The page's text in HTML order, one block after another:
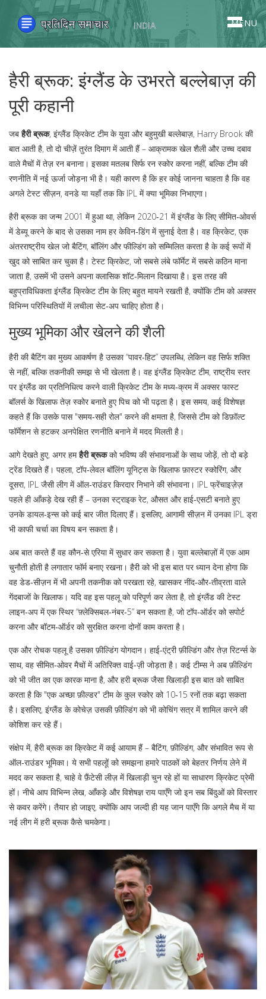
MENU
हैरी ब्रूक: इंग्लैंड के उभरते बल्लेबाज़ की
पूरी कहानी
जबहैरी ब्रूक, इंग्लैंड क्रिकेट टीम के युवा और बहुमुखी बल्लेबाज़, Harry Brook की
बात आती है, तो दो चीज़ें तुरंत दिमाग में आती हैं – आक्रामक खेल शैली और उच्च दबाव
वाले मैचों में तेज़ रन बनाना। इसका मतलब सिर्फ रन स्कोर करना नहीं, बल्कि टीम की
रणनीति में नई ऊर्जा जोड़ना भी है। यही कारण है कि हर कोई जानना चाहता है कि वह
अगले टेस्ट सीज़न, वनडे या यहाँ तक कि IPL में क्या भूमिका निभाएगा।
हैरी ब्रूक का जन्म 2001 में हुआ था, लेकिन 2020‑21 में इंग्लैंड के लिए सीमित‑ओवर्स
में डेब्यू करने के बाद से उसका नाम हर केविन‑डिंग में सुनाई देता है। वह क्रिकेट, एक
अंतरराष्ट्रीय खेल जो बैटिंग, बॉलिंग और फील्डिंग को सम्मिलित करता है के कई रूपों में
खुद को साबित कर चुका है। टेस्ट क्रिकेट, जो सबसे लंबे फॉर्मेट में सबसे कठिन माना
जाता है, उसमें भी उसने अपना क्लासिक शॉट‑मिलान दिखाया है। इस तरह की
बहुप्राविधिकता इंग्लैंड क्रिकेट टीम के लिए बहुत मायने रखती है, क्योंकि टीम को अक्सर
विभिन्न परिस्थितियों में लचीला सेट‑अप चाहिए होता है।
मुख्य भूमिका और खेलने की शैली
हैरी की बैटिंग का मुख्य आकर्षण है उसका “पावर‑हिट” उपलब्धि, लेकिन वह सिर्फ शक्ति
से नहीं, बल्कि तकनीकी समझ से भी खेलता है। वह इंग्लैंड क्रिकेट टीम, राष्ट्रीय स्तर
पर इंग्लैंड का प्रतिनिधित्व करने वाली क्रिकेट टीमके मध्य‑क्रम में अक्सर फास्ट
बॉलर्स के खिलाफ तेज़ स्कोर बनाते हुए पिच को भी पढ़ता है। इस समय, कई विशेषज्ञ
कहते हैं कि उसके पास "समय‑सही रोल" करने की क्षमता है, जिससे टीम को डिफ़ॉल्ट
फॉर्मेशन से हटकर अनपेक्षित रणनीति बनाने में मदद मिलती है।
आगे देखते हुए, अगर हमहैरी ब्रूकको भविष्य की संभावनाओं के साथ जोड़ें, तो दो बड़े
ट्रेंड दिखते हैं। पहला, टॉप‑लेवल बॉलिंग यूनिट्स के खिलाफ फ़ास्टर स्कोरिंग, और
दूसरा, IPL जैसी लीग में ऑल‑राउंडर किरदार निभाने की संभावना। IPL फ्रेंचाइज़ेज़
पहले ही आँकड़े देख रही हैं – उनका स्ट्राइक रेट, औसत और हाई‑एसटी बनाते हुए
उनके डायल‑इन्स को कई बार जीत दिलाए हैं। इसलिए, आगामी सीज़न में उनका IPL ड्रा
भी काफी चर्चा का विषय बन सकता है।
अब बात करते हैं वह कौन‑से एरिया में सुधार कर सकता है। युवा बल्लेबाज़ों में एक आम
चुनौती होती है लगातार फॉर्म बनाए रखना। हैरी को भी इस बात पर ध्यान देना होगा कि
वह डेड‑सीज़न में भी अपनी तकनीक को परखता रहे, खासकर नींद‑और‑तीव्रता वाले
गेंदबाजों के खिलाफ। यदि वह इस पहलू को परिपूर्ण कर लेता है, तो इंग्लैंड की टेस्ट
लाइन‑अप में एक स्थिर “फ़्लेक्सिबल‑नंबर‑5” बन सकता है, जो टॉप‑ऑर्डर को सपोर्ट
करना और बॉटम‑ऑर्डर को सुरक्षित करना दोनों काम करता है।
एक और रोचक पहलू है उसका फ़ील्डिंग योगदान। हाई‑एंट्री फ़ील्डिंग और तेज़ रिटर्न्स के
साथ, वह सीमित‑ओवर मैचों में अतिरिक्त वाई‑ज़ी जोड़ता है। कई टीम्स ने अब फ़ील्डिंग
को भी जीत का एक कारक माना है, और हरी ब्रूक जैसा खिलाड़ी इस बात को साबित
करता है कि "एक अच्छा फ़ील्डर" टीम के कुल स्कोर को 10‑15 रनों तक बढ़ा सकता
है। इसलिए, इंग्लैंड के कोचेज़ उसकी फ़ील्डिंग को भी कोचिंग सत्र में शामिल करने की
कोशिश कर रहे हैं।
संक्षेप में, हैरी ब्रूक का क्रिकेट में कई आयाम हैं – बैटिंग, फ़ील्डिंग, और संभावित रूप से
ऑल‑राउंडर भूमिका। ये सभी पहलूों को समझना हमारे पाठकों को बेहतर निर्णय लेने में
मदद कर सकता है, चाहे वे फ़ैंटेसी लीज़ में खिलाड़ी चुन रहे हों या साधारण क्रिकेट प्रेमी
हों। नीचे आप विभिन्न लेख, आँकड़े और विशेषज्ञ राय पाएँगे जो इन सब बिंदुओं को विस्तार
से कवर करेंगे। तैयार हो जाइए, क्योंकि आप जल्दी ही यह जान पाएँगे कि अगले मैच में या
नई लीग में हरी ब्रूक कैसे चमकेगा।